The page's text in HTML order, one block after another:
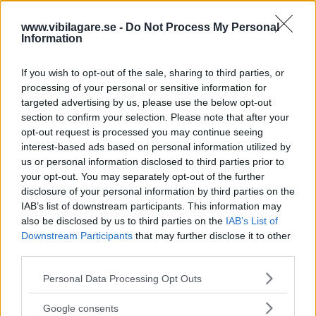
www.vibilagare.se - Do Not Process My Personal
Information
If you wish to opt-out of the sale, sharing to third parties, or
processing of your personal or sensitive information for
targeted advertising by us, please use the below opt-out
section to confirm your selection. Please note that after your
opt-out request is processed you may continue seeing
interest-based ads based on personal information utilized by
us or personal information disclosed to third parties prior to
your opt-out. You may separately opt-out of the further
disclosure of your personal information by third parties on the
IAB’s list of downstream participants. This information may
also be disclosed by us to third parties on the IAB’s List of
Downstream Participants that may further disclose it to other
Please note that this website/app uses one or more Google
not limited to your visit or usage behaviour. You may click to
Personal Data Processing Opt Outs
Google consents
Lexus GS kommer att se ut.
Tester: De senaste vi kört